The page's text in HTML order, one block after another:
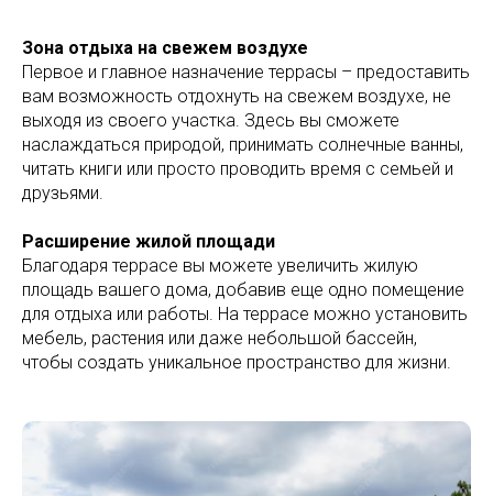
Зона отдыха на свежем воздухе
Первое и главное назначение террасы – предоставить
вам возможность отдохнуть на свежем воздухе, не
выходя из своего участка. Здесь вы сможете
наслаждаться природой, принимать солнечные ванны,
читать книги или просто проводить время с семьей и
друзьями.
Расширение жилой площади
Благодаря террасе вы можете увеличить жилую
площадь вашего дома, добавив еще одно помещение
для отдыха или работы. На террасе можно установить
мебель, растения или даже небольшой бассейн,
чтобы создать уникальное пространство для жизни.